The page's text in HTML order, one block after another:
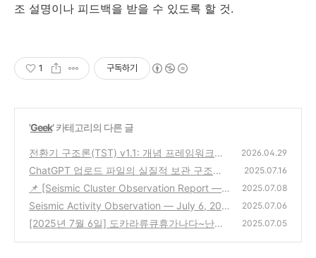
조 설명이나 피드백을 받을 수 있도록 할 것.
1 구독하기
'Geek' 카테고리의 다른 글
전환기 구조론(TST) v1.1: 개념 프레임워크에
서 실행 엔진으로의 진화
(0)
2026.04.29
ChatGPT 업로드 파일의 실질적 보관 구조와
데이터 생존주기 분석
(1)
2025.07.16
📌 [Seismic Cluster Observation Report — J
uly 6, 2025]
(1)
2025.07.08
Seismic Activity Observation — July 6, 202
5(Tokara Region Cluster & Global Swarm St
2025.07.06
[2025년 7월 6일] 도카라류큐휴가나다~난카
2025.07.05